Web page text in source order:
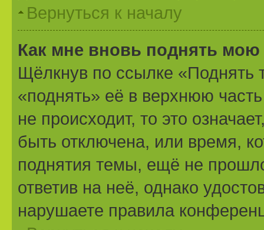
Вернуться к началу
Как мне вновь поднять мою
Щёлкнув по ссылке «Поднять
«поднять» её в верхнюю
не происходит, то это
быть отключена, или время,
поднятия темы, ещё не
ответив на неё, однако
нарушаете правила